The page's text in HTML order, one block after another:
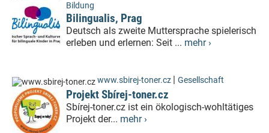
Bildung
Bilingualis, Prag
Deutsch als zweite Muttersprache spielerisch
erleben und erlernen: Seit ... mehr ›
www.sbirej-toner.cz Gesellschaft
Projekt Sbírej-toner.cz
Sbírej-toner.cz ist ein ökologisch-wohltätiges
Projekt der... mehr ›